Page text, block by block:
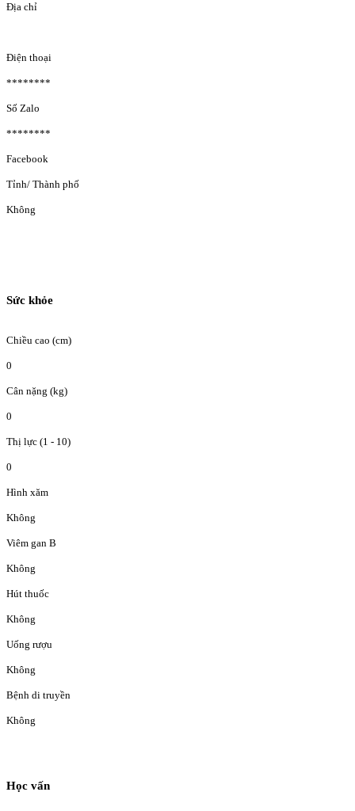
Địa chỉ
Điện thoại
********
Số Zalo
********
Facebook
Tỉnh/ Thành phố
Không
Sức khỏe
Chiều cao (cm)
0
Cân nặng (kg)
0
Thị lực (1 - 10)
0
Hình xăm
Không
Viêm gan B
Không
Hút thuốc
Không
Uống rượu
Không
Bệnh di truyền
Không
Học vấn